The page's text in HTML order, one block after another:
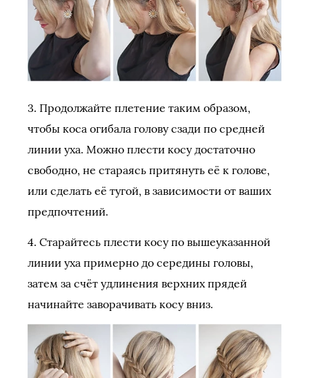
3. Продолжайте плетение таким образом,
чтобы коса огибала голову сзади по средней
линии уха. Можно плести косу достаточно
свободно, не стараясь притянуть её к голове,
или сделать её тугой, в зависимости от ваших
предпочтений.
4. Старайтесь плести косу по вышеуказанной
линии уха примерно до середины головы,
затем за счёт удлинения верхних прядей
начинайте заворачивать косу вниз.